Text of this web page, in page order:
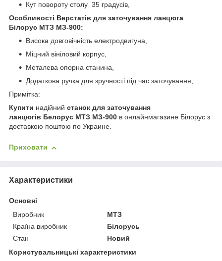
Кут повороту столу 35 градусів,
Особливості Верстатів для заточування ланцюга
Білорус МТЗ МЗ-900:
Висока довговічність електродвигуна,
Міцний вініловий корпус,
Металева опорна станина,
Додаткова ручка для зручності під час заточування,
Примітка:
Купити надійний станок для заточування
ланцюгів Белорус МТЗ МЗ-900 в онлайнмагазине Білорус з
доставкою поштою по Украине.
Приховати
Характеристики
Основні
Виробник
МТЗ
Країна виробник
Білорусь
Стан
Новий
Користувальницькі характеристики